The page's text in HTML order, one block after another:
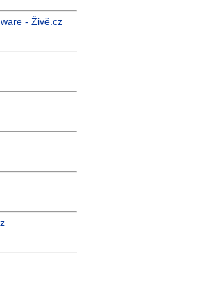
- Živě.cz